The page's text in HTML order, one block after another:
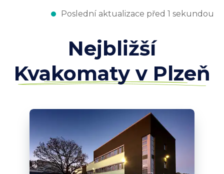
Poslední aktualizace před 1 sekundou
Nejbližší
Kvakomaty v Plzeň